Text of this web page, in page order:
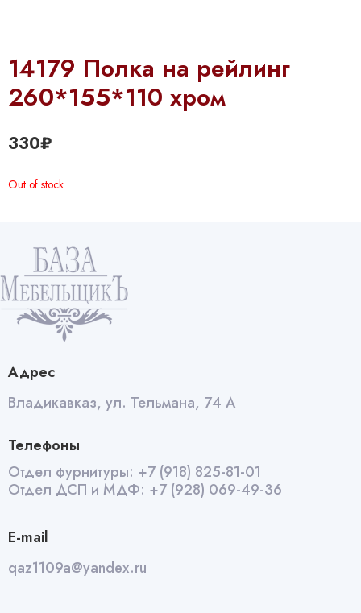
14179 Полка на рейлинг
260*155*110 хром
330₽
Out of stock
Адрес
Владикавказ, ул. Тельмана, 74 А
Телефоны
Отдел фурнитуры: +7 (918) 825-81-01
Отдел ДСП и МДФ: +7 (928) 069-49-36
E-mail
qaz1109a@yandex.ru